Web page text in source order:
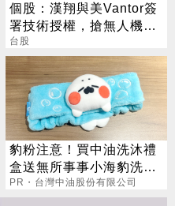
個股：漢翔與美Vantor簽
署技術授權，搶無人機商
機，「抗干擾韌性」成亮
點
台股
豹粉注意！買中油洗沐禮
盒送無所事事小海豹洗臉
髮帶
PR・台灣中油股份有限公司